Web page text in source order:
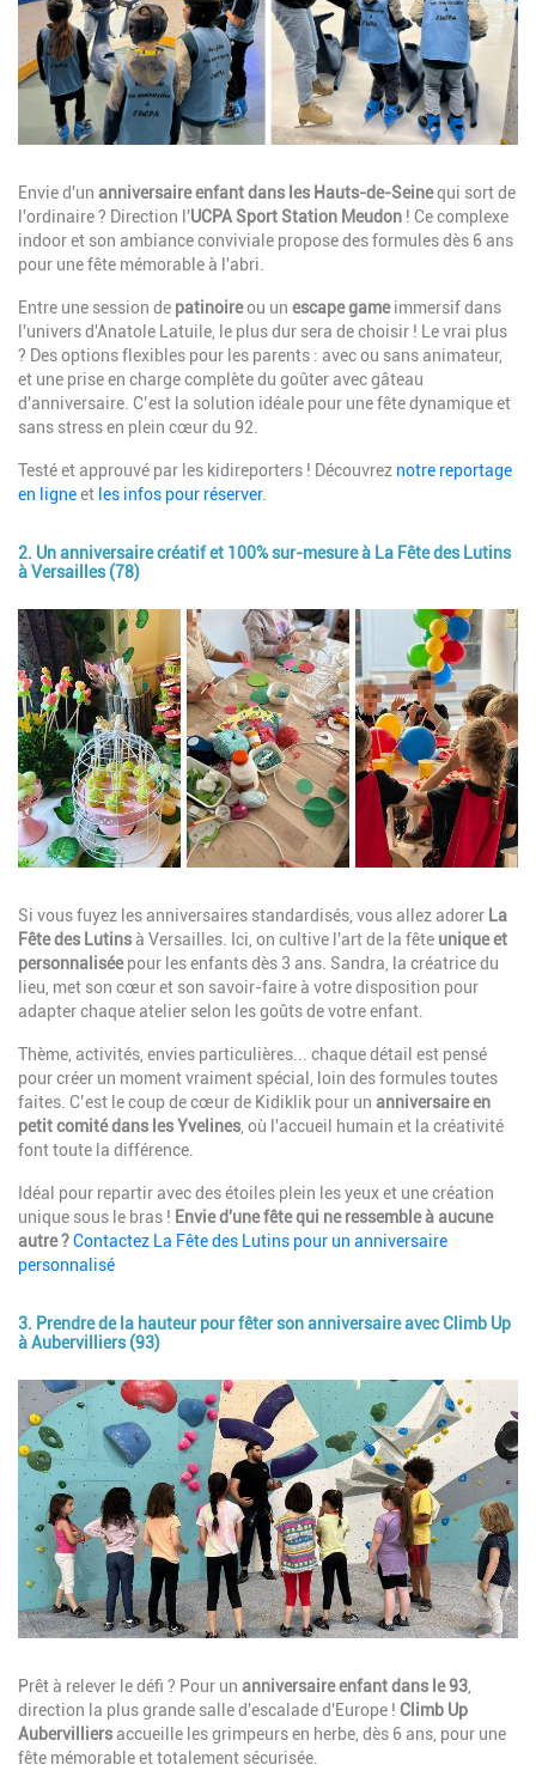
Description
Envie d'un anniversaire enfant dans les Hauts-de-Seinequi sort de
l'ordinaire ? Direction l'UCPA Sport Station Meudon ! Ce complexe
indoor et son ambiance conviviale propose des formules dès 6 ans
pour une fête mémorable à l'abri.
Entre une session de patinoireou un escape gameimmersif dans
l'univers d'Anatole Latuile, le plus dur sera de choisir ! Le vrai plus
? Des options flexibles pour les parents : avec ou sans animateur,
et une prise en charge complète du goûter avec gâteau
d'anniversaire. C’est la solution idéale pour une fête dynamique et
sans stress en plein cœur du 92.
Testé et approuvé par les kidireporters ! Découvrez notre reportage
en ligneet les infos pour réserver.
2. Un anniversaire créatif et 100% sur-mesure à La Fête des Lutins
à Versailles (78)
Image
Description
Si vous fuyez les anniversaires standardisés, vous allez adorer La
Fête des Lutinsà Versailles. Ici, on cultive l'art de la fête unique et
personnaliséepour les enfants dès 3 ans. Sandra, la créatrice du
lieu, met son cœur et son savoir-faire à votre disposition pour
adapter chaque atelier selon les goûts de votre enfant.
Thème, activités, envies particulières... chaque détail est pensé
pour créer un moment vraiment spécial, loin des formules toutes
faites. C’est le coup de cœur de Kidiklik pour un anniversaire en
petit comité dans les Yvelines , où l'accueil humain et la créativité
font toute la différence.
Idéal pour repartir avec des étoiles plein les yeux et une création
unique sous le bras ! Envie d'une fête qui ne ressemble à aucune
autre ?Contactez La Fête des Lutins pour un anniversaire
personnalisé
3. Prendre de la hauteur pour fêter son anniversaire avec Climb Up
à Aubervilliers (93)
Image
Description
Prêt à relever le défi ? Pour un anniversaire enfant dans le 93
direction la plus grande salle d'escalade d'Europe ! Climb Up
Aubervilliersaccueille les grimpeurs en herbe, dès 6 ans, pour une
fête mémorable et totalement sécurisée.